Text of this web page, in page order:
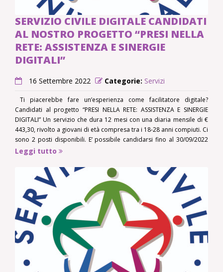
SERVIZIO CIVILE DIGITALE CANDIDATI
AL NOSTRO PROGETTO “PRESI NELLA
RETE: ASSISTENZA E SINERGIE
DIGITALI”
16 Settembre 2022 Categorie: Servizi
Ti piacerebbe fare un’esperienza come facilitatore digitale?
Candidati al progetto “PRESI NELLA RETE: ASSISTENZA E SINERGIE
DIGITALI” Un servizio che dura 12 mesi con una diaria mensile di €
443,30, rivolto a giovani di età compresa tra i 18-28 anni compiuti. Ci
sono 2 posti disponibili. E’ possibile candidarsi fino al 30/09/2022
alle ore 14.
Leggi tutto